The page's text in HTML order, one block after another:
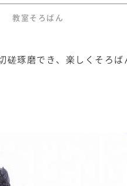
教室そろばん
磋琢磨でき、楽しくそろば